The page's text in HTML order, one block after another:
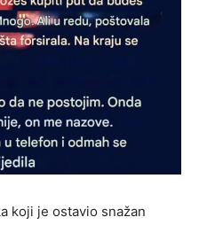
koji je ostavio snažan